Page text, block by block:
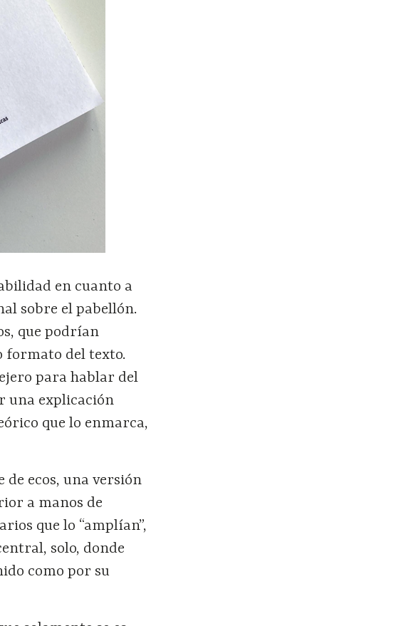
en cuanto a
sobre el pabellón.
que podrían
formato del texto.
para hablar del
una explicación
que lo enmarca,
de ecos, una versión
a manos de
que lo “amplían”,
solo, donde
como por su